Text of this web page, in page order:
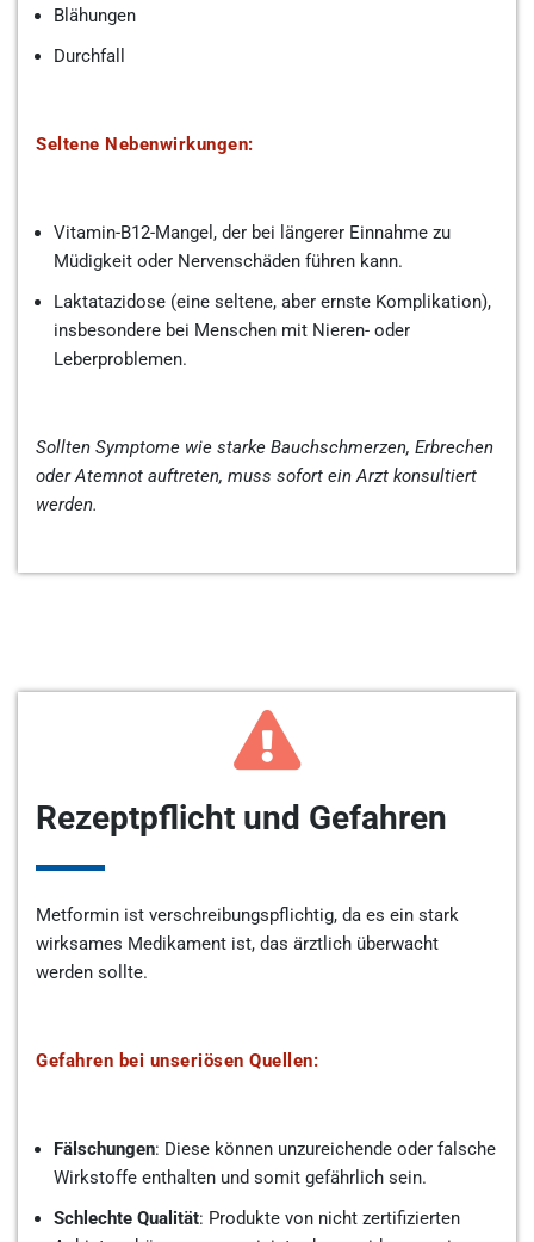
Blähungen
Durchfall
Seltene Nebenwirkungen:
Vitamin-B12-Mangel, der bei längerer Einnahme zu
Müdigkeit oder Nervenschäden führen kann.
Laktatazidose (eine seltene, aber ernste Komplikation),
insbesondere bei Menschen mit Nieren- oder
Leberproblemen.
Sollten Symptome wie starke Bauchschmerzen, Erbrechen
oder Atemnot auftreten, muss sofort ein Arzt konsultiert
werden.
Rezeptpflicht und Gefahren
Metformin ist verschreibungspflichtig, da es ein stark
wirksames Medikament ist, das ärztlich überwacht
werden sollte.
Gefahren bei unseriösen Quellen:
Fälschungen: Diese können unzureichende oder falsche
Wirkstoffe enthalten und somit gefährlich sein.
Schlechte Qualität: Produkte von nicht zertifizierten